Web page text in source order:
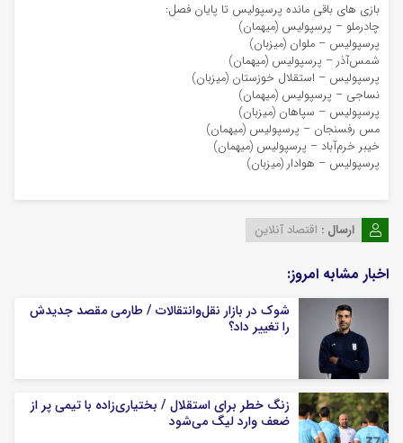
بازی های باقی مانده پرسپولیس تا پایان فصل:
چادرملو – پرسپولیس (میهمان)
پرسپولیس – ملوان (میزبان)
شمس‌آذر – پرسپولیس (میهمان)
پرسپولیس – استقلال خوزستان (میزبان)
نساجی – پرسپولیس (میهمان)
پرسپولیس – سپاهان (میزبان)
مس رفسنجان – پرسپولیس (میهمان)
خیبر خرم‌آباد – پرسپولیس (میهمان)
پرسپولیس – هوادار (میزبان)
ارسال : اقتصاد آنلاین
اخبار مشابه امروز:
شوک در بازار نقل‌وانتقالات / طارمی مقصد جدیدش
را تغییر داد؟
زنگ خطر برای استقلال / بختیاری‌زاده با تیمی پر از
ضعف وارد لیگ می‌شود